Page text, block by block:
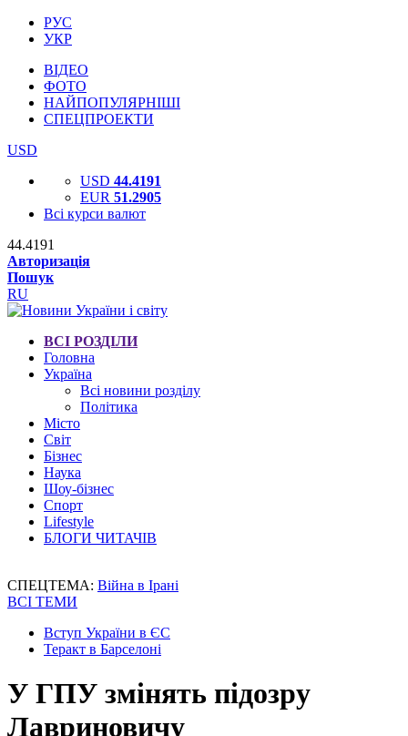
РУС
УКР
ВІДЕО
ФОТО
НАЙПОПУЛЯРНІШІ
СПЕЦПРОЕКТИ
USD
USD 44.4191
EUR 51.2905
Всі курси валют
44.4191
Авторизація
Пошук
RU
ВСІ РОЗДІЛИ
Головна
Україна
Всі новини розділу
Політика
Місто
Світ
Бізнес
Наука
Шоу-бізнес
Спорт
Lifestyle
БЛОГИ ЧИТАЧІВ
СПЕЦТЕМА: Війна в Ірані
ВСІ ТЕМИ
Вступ України в ЄС
Теракт в Барселоні
У ГПУ змінять підозру
Лавриновичу